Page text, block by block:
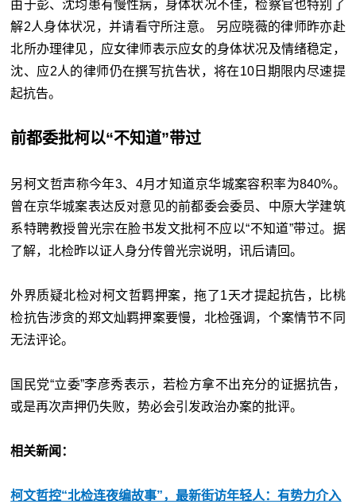
由于彭、沈均患有慢性病，身体状况不佳，检察官也特别了
解2人身体状况，并请看守所注意。 另应晓薇的律师昨亦赴
北所办理律见，应女律师表示应女的身体状况及情绪稳定，
沈、应2人的律师仍在撰写抗告状，将在10日期限内尽速提
起抗告。
前都委批柯以“不知道”带过
另柯文哲声称今年3、4月才知道京华城案容积率为840%。
曾在京华城案表达反对意见的前都委会委员、中原大学建筑
系特聘教授曾光宗在脸书发文批柯不应以“不知道”带过。据
了解，北检昨以证人身分传曾光宗说明，讯后请回。
外界质疑北检对柯文哲羁押案，拖了1天才提起抗告，比桃
检抗告涉贪的郑文灿羁押案要慢，北检强调，个案情节不同
无法评论。
国民党“立委”李彦秀表示，若检方拿不出充分的证据抗告，
或是再次声押仍失败，势必会引发政治办案的批评。
相关新闻：
柯文哲控“北检连夜编故事”，最新街访年轻人：有势力介入